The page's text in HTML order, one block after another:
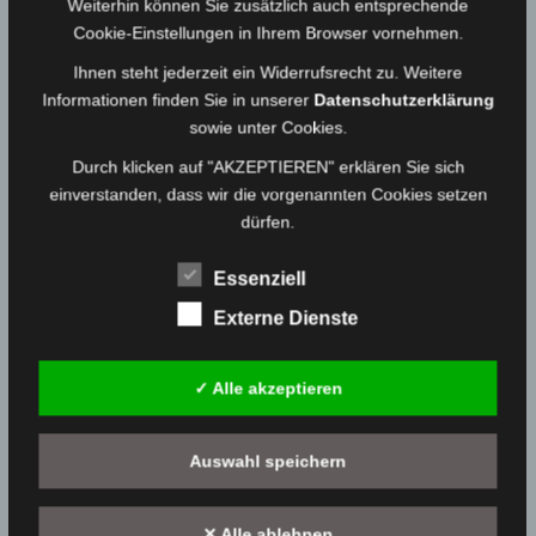
Einsatz vom 23.12.24 – THL – VU mit PKW
23.12.2024 Medienwart
Einsatz vom 27.10.23 – THL, VU LKW mit PKW
15.12.2022 Medienwart
Bitte navigiere zuDesign → Widgetsin deinem WordPress
Weiterhin können Sie zusätzlich auch entsprechende
Cookie-Einstellungen in Ihrem Browser vornehmen.
Ihnen steht jederzeit ein Widerrufsrecht zu. Weitere
Informationen finden Sie in unserer Datenschutzerklärung
sowie unter Cookies.
Durch klicken auf "AKZEPTIEREN" erklären Sie sich
einverstanden, dass wir die vorgenannten Cookies setzen
dürfen.
Essenziell
Externe Dienste
✓ Alle akzeptieren
Auswahl speichern